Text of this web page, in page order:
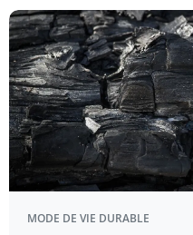
MODE DE VIE DURABLE